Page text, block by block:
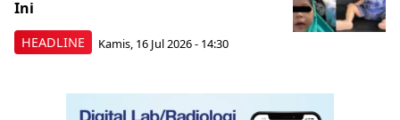
HEADLINE
Ini
Kamis, 16 Jul 2026 - 14:30